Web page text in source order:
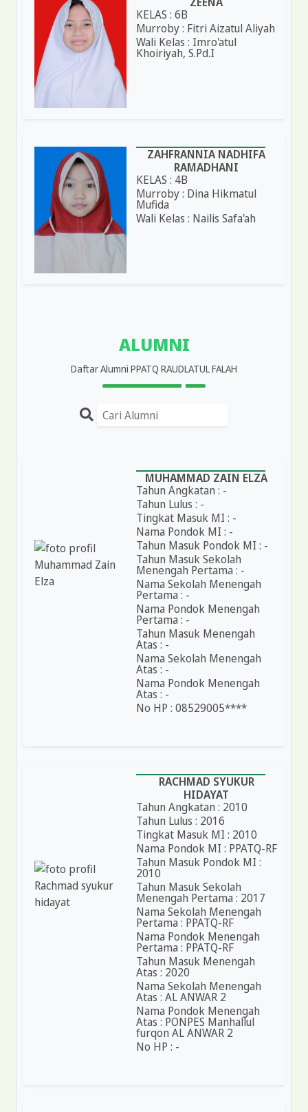
KELAS : 6B
Murroby : Fitri Aizatul Aliyah
Wali Kelas : Imro'atul
Khoiriyah, S.Pd.I
ZAHFRANNIA NADHIFA
RAMADHANI
KELAS : 4B
Murroby : Dina Hikmatul
Mufida
Wali Kelas : Nailis Safa'ah
ALUMNI
Daftar Alumni PPATQ RAUDLATUL FALAH
MUHAMMAD ZAIN ELZA
Tahun Angkatan : -
Tahun Lulus : -
Tingkat Masuk MI : -
Nama Pondok MI : -
Tahun Masuk Pondok MI : -
Tahun Masuk Sekolah
Menengah Pertama : -
Nama Sekolah Menengah
Pertama : -
Nama Pondok Menengah
Pertama : -
Tahun Masuk Menengah
Atas : -
Nama Sekolah Menengah
Atas : -
Nama Pondok Menengah
Atas : -
No HP : 08529005****
RACHMAD SYUKUR
HIDAYAT
Tahun Angkatan : 2010
Tahun Lulus : 2016
Tingkat Masuk MI : 2010
Nama Pondok MI : PPATQ-RF
Tahun Masuk Pondok MI :
2010
Tahun Masuk Sekolah
Menengah Pertama : 2017
Nama Sekolah Menengah
Pertama : PPATQ-RF
Nama Pondok Menengah
Pertama : PPATQ-RF
Tahun Masuk Menengah
Atas : 2020
Nama Sekolah Menengah
Atas : AL ANWAR 2
Nama Pondok Menengah
Atas : PONPES Manhallul
furqon AL ANWAR 2
No HP : -